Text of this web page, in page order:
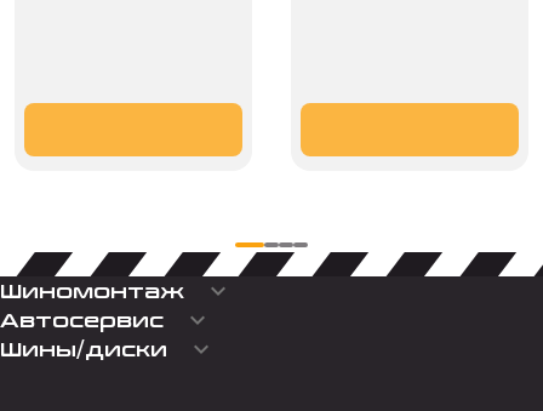
Шиномонтаж keyboard_arrow_down
Автосервис keyboard_arrow_down
Шины/диски keyboard_arrow_down